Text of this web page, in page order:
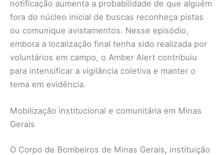
notificação aumenta a probabilidade de que alguém
fora do núcleo inicial de buscas reconheça pistas
ou comunique avistamentos. Nesse episódio,
embora a localização final tenha sido realizada por
voluntários em campo, o Amber Alert contribuiu
para intensificar a vigilância coletiva e manter o
tema em evidência.
Mobilização institucional e comunitária em Minas
Gerais
O Corpo de Bombeiros de Minas Gerais, instituição